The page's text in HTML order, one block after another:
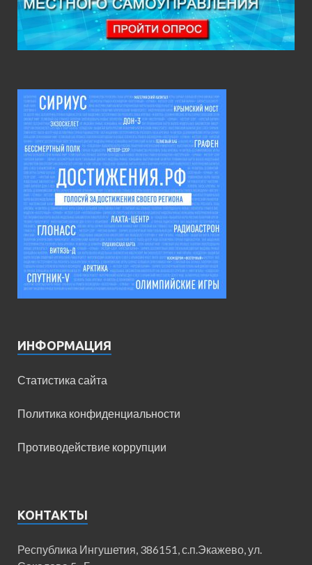
ИНФОРМАЦИЯ
Статистика сайта
Политика конфиденциальности
Противодействие коррупции
КОНТАКТЫ
Республика Ингушетия, 386151, с.п.Экажево, ул.